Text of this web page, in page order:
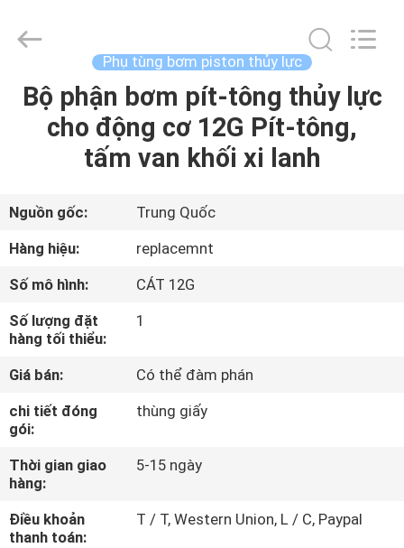
TRANG
CHỦ
SẢN
PHẨM
CHÚNG
TÔI
THAM
QUAN
NHÀ
MÁY
Elephant
Reserved.
Phụ tùng bơm piston thủy lực
Bộ phận bơm pít-tông thủy lực
cho động cơ 12G Pít-tông,
tấm van khối xi lanh
Nguồn gốc:
Trung Quốc
Hàng hiệu:
replacemnt
Số mô hình:
CÁT 12G
Số lượng đặt
hàng tối thiểu:
1
Giá bán:
Có thể đàm phán
chi tiết đóng
gói:
thùng giấy
Thời gian giao
hàng:
5-15 ngày
Điều khoản
thanh toán:
T / T, Western Union, L / C, Paypal